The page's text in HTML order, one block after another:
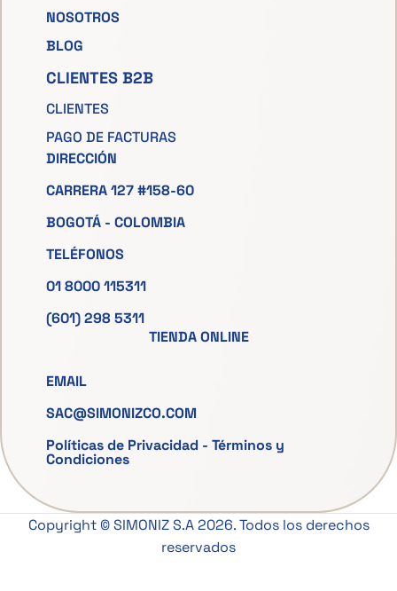
NOSOTROS
BLOG
CLIENTES B2B
CLIENTES
PAGO DE FACTURAS
DIRECCIÓN
CARRERA 127 #158-60
BOGOTÁ - COLOMBIA
TELÉFONOS
01 8000 115311
(601) 298 5311
TIENDA ONLINE
EMAIL
SAC@SIMONIZCO.COM
Políticas de Privacidad - Términos y
Condiciones
Copyright © SIMONIZ S.A 2026. Todos los derechos
reservados